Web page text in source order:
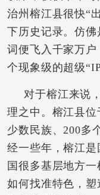
治州榕江县很快“
下历史记录。仿佛
词便飞入千家万
个现象级的超级
对于榕江来说
理之中。榕江县
少数民族、200多
经一些年，榕江
国很多基层地方
如何找准特色，